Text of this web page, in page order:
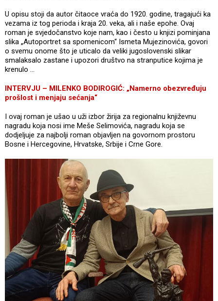
U opisu stoji da autor čitaoce vraća do 1920. godine, tragajući ka
vezama iz tog perioda i kraja 20. veka, ali i naše epohe. Ovaj
roman je svjedočanstvo koje nam, kao i često u knjizi pominjana
slika „Autoportret sa spomenicom“ Ismeta Mujezinovića, govori
o svemu onome što je uticalo da veliki jugoslovenski slikar
smalaksalo zastane i upozori društvo na stranputice kojima je
krenulo …
INTERVJU – MILENKO BODIROGIĆ: „Namerno obezvređuju
prošlost i menjaju sećanja“
I ovaj roman je ušao u uži izbor žirija za regionalnu književnu
nagradu koja nosi ime Meše Selimovića, nagradu koja se
dodjeljuje za najbolji roman objavljen na govornom prostoru
Bosne i Hercegovine, Hrvatske, Srbije i Crne Gore.